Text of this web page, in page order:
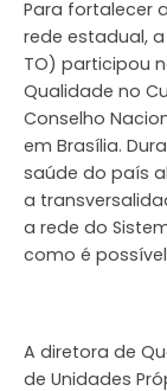
Para fortalecer
rede estadual,
TO) participou
Qualidade no
Conselho
em Brasília.
saúde do país
a
a rede do
como é
A diretora de
de Unidades